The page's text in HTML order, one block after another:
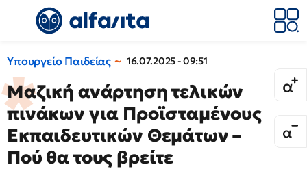
Υπουργείο Παιδείας 16.07.2025 - 09:51
Μαζική ανάρτηση τελικών
πινάκων για Προϊσταμένους
Εκπαιδευτικών Θεμάτων –
Πού θα τους βρείτε